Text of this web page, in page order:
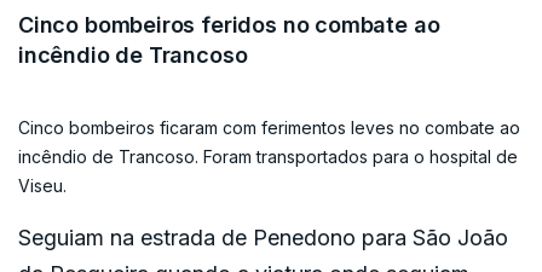
Agora é tempo de fazer contas aos prejuízos,
refere o autarca.
ERRO 100
Cinco bombeiros feridos no combate ao
incêndio de Trancoso
Cinco bombeiros ficaram com ferimentos leves no combate ao
incêndio de Trancoso. Foram transportados para o hospital de
Viseu.
Seguiam na estrada de Penedono para São João